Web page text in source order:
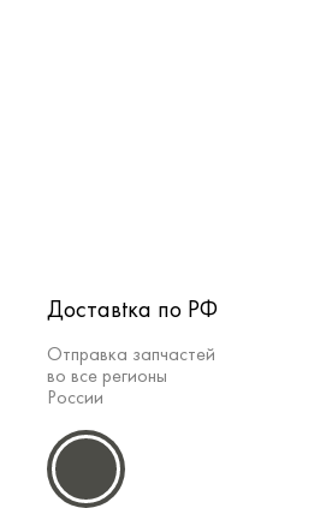
Доставtка по РФ
Отправка запчастей
во все регионы
России